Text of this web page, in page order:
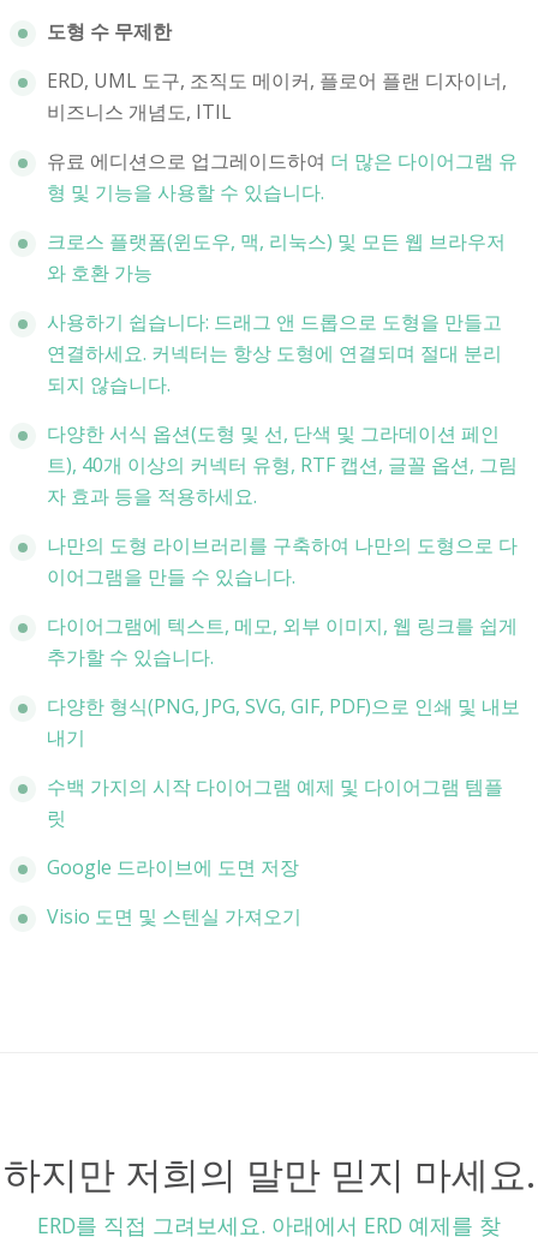
도형 수 무제한
ERD, UML 도구, 조직도 메이커, 플로어 플랜 디자이너,
비즈니스 개념도, ITIL
유료 에디션으로 업그레이드하여 더 많은 다이어그램 유
형 및 기능을 사용할 수 있습니다.
크로스 플랫폼(윈도우, 맥, 리눅스) 및 모든 웹 브라우저
와 호환 가능
사용하기 쉽습니다: 드래그 앤 드롭으로 도형을 만들고
연결하세요. 커넥터는 항상 도형에 연결되며 절대 분리
되지 않습니다.
다양한 서식 옵션(도형 및 선, 단색 및 그라데이션 페인
트), 40개 이상의 커넥터 유형, RTF 캡션, 글꼴 옵션, 그림
자 효과 등을 적용하세요.
나만의 도형 라이브러리를 구축하여 나만의 도형으로 다
이어그램을 만들 수 있습니다.
다이어그램에 텍스트, 메모, 외부 이미지, 웹 링크를 쉽게
추가할 수 있습니다.
다양한 형식(PNG, JPG, SVG, GIF, PDF)으로 인쇄 및 내보
내기
수백 가지의 시작 다이어그램 예제 및 다이어그램 템플
릿
Google 드라이브에 도면 저장
Visio 도면 및 스텐실 가져오기
하지만 저희의 말만 믿지 마세요.
ERD를 직접 그려보세요. 아래에서 ERD 예제를 찾